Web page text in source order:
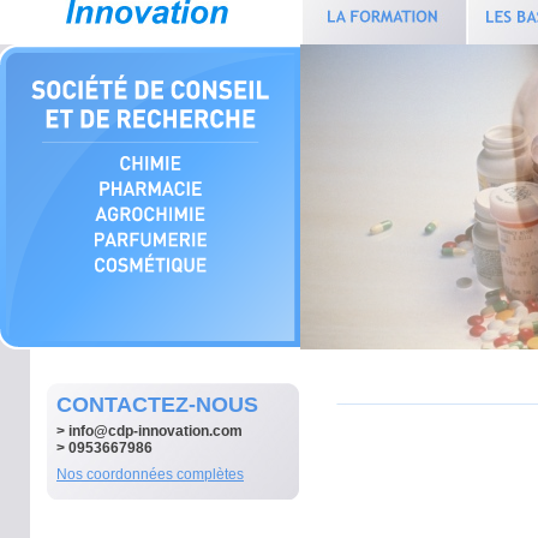
CONTACTEZ-NOUS
> info@cdp-innovation.com
> 0953667986
Nos coordonnées complètes